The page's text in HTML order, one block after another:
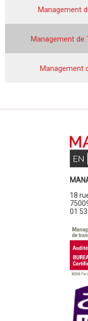
Management
Management de
Management
18
01